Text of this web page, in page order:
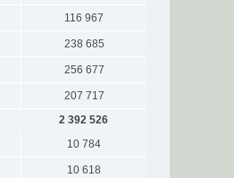
116 967
238 685
256 677
207 717
2 392 526
10 784
10 618